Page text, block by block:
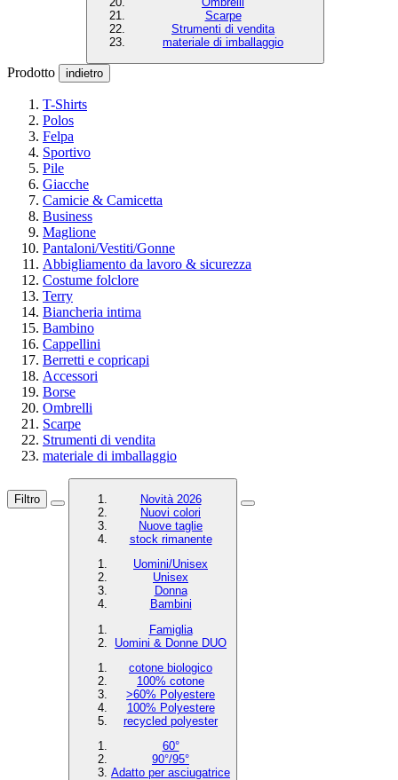
Scarpe
Strumenti di vendita
materiale di imballaggio
Prodotto indietro
T-Shirts
Polos
Felpa
Sportivo
Pile
Giacche
Camicie & Camicetta
Business
Maglione
Pantaloni/Vestiti/Gonne
Abbigliamento da lavoro & sicurezza
Costume folclore
Terry
Biancheria intima
Bambino
Cappellini
Berretti e copricapi
Accessori
Borse
Ombrelli
Scarpe
Strumenti di vendita
materiale di imballaggio
Filtro
Novità 2026
Nuovi colori
Nuove taglie
stock rimanente
Uomini/Unisex
Unisex
Donna
Bambini
Famiglia
Uomini & Donne DUO
cotone biologico
100% cotone
>60% Polyestere
100% Polyestere
recycled polyester
60°
90°/95°
Adatto per asciugatrice